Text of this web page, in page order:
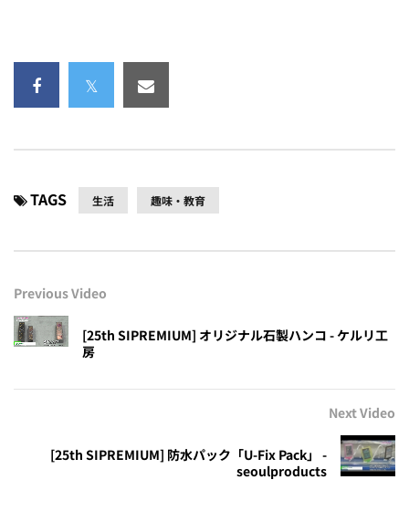
TAGS 生活 趣味・教育
Previous Video
[25th SIPREMIUM] オリジナル石製ハンコ - ケルリ工
房
Next Video
[25th SIPREMIUM] 防水パック「U-Fix Pack」 -
seoulproducts